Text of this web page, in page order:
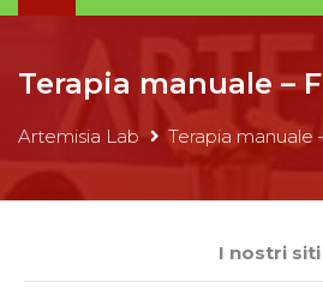
Terapia manuale –
Artemisia Lab Terapia manuale
I nostri siti